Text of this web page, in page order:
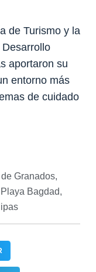
de Turismo y la
aportaron su
entorno más
de cuidado
Granados,
Playa Bagdad,